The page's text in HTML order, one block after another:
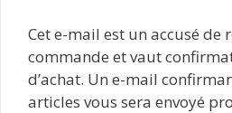
Cet e-mail est un accusé de
commande et vaut
d’achat. Un e-mail
articles vous sera envoyé